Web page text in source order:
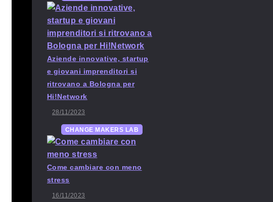
Aziende innovative, startup
e giovani imprenditori si
ritrovano a Bologna per
Hi!Network
28/11/2023
CHANGE MAKERS LAB
Come cambiare con meno
stress
16/11/2023